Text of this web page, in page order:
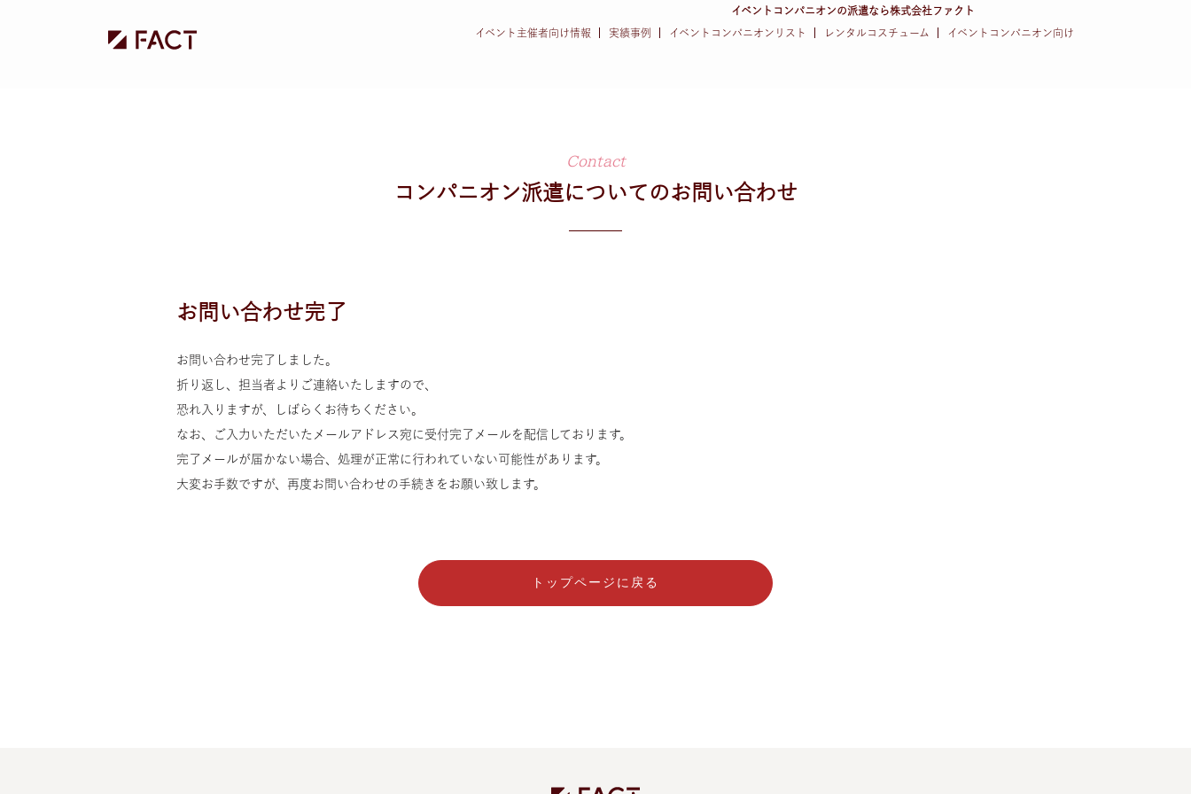
イベントコンパニオンの派遣なら株式会社ファクト
イベント主催者向け情報 実績事例 イベントコンパニオンリスト レンタルコスチューム イベントコンパニオン向け
Contact
コンパニオン派遣についてのお問い合わせ
お問い合わせ完了
お問い合わせ完了しました。
折り返し、担当者よりご連絡いたしますので、
恐れ入りますが、しばらくお待ちください。
なお、ご入力いただいたメールアドレス宛に受付完了メールを配信しております。
完了メールが届かない場合、処理が正常に行われていない可能性があります。
大変お手数ですが、再度お問い合わせの手続きをお願い致します。
トップページに戻る